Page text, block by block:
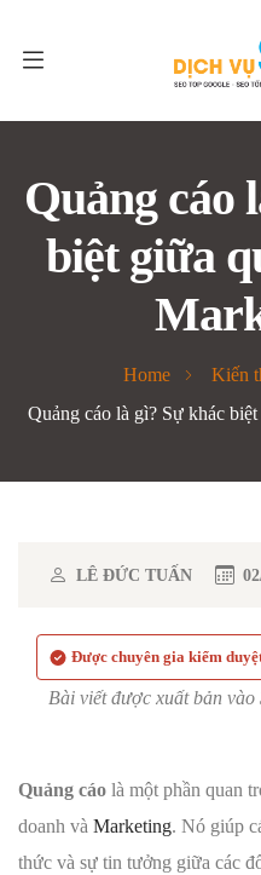
Quảng cáo
biệt giữa
Home
Kiến
Quảng cáo là gì? Sự khác
LÊ ĐỨC TUẤN
Được chuyên gia kiểm
Bài viết được xuất bản
Quảng cáo là một phần quan
doanh và Marketing. Nó giúp
thức và sự tin tưởng giữa các